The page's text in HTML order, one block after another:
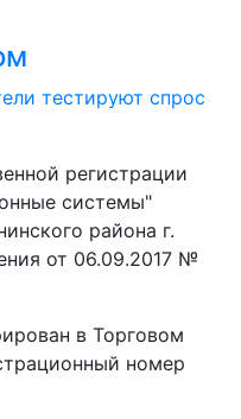
тестируют спрос
регистрации
системы"
района г.
от 06.09.2017 №
в Торговом
номер